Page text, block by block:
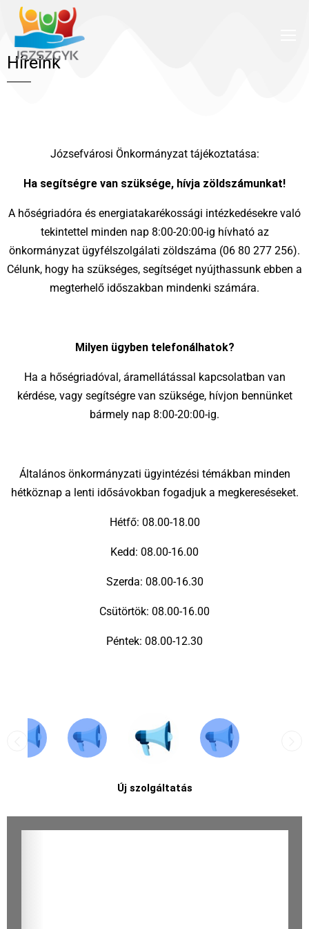
Híreink
Józsefvárosi Önkormányzat tájékoztatása:
Ha segítségre van szüksége, hívja zöldszámunkat!
A hőségriadóra és energiatakarékossági intézkedésekre való
tekintettel minden nap 8:00-20:00-ig hívható az
önkormányzat ügyfélszolgálati zöldszáma (06 80 277 256).
Célunk, hogy ha szükséges, segítséget nyújthassunk ebben a
megterhelő időszakban mindenki számára.
Milyen ügyben telefonálhatok?
Ha a hőségriadóval, áramellátással kapcsolatban van
kérdése, vagy segítségre van szüksége, hívjon bennünket
bármely nap 8:00-20:00-ig.
Általános önkormányzati ügyintézési témákban minden
hétköznap a lenti idősávokban fogadjuk a megkereséseket.
Hétfő: 08.00-18.00
Kedd: 08.00-16.00
Szerda: 08.00-16.30
Csütörtök: 08.00-16.00
Péntek: 08.00-12.30
Új szolgáltatás